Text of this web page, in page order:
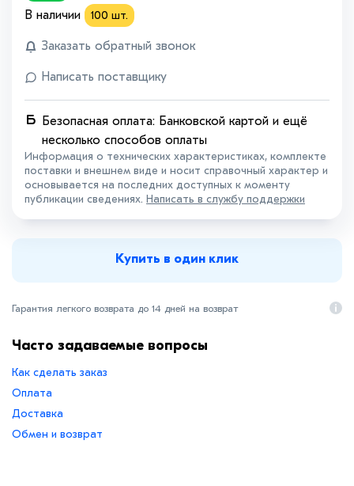
В наличии
100 шт.
Заказать обратный звонок
Написать поставщику
Безопасная оплата: Банковской картой и ещё
несколько способов оплаты
Информация о технических характеристиках, комплекте
поставки и внешнем виде и носит справочный характер и
основывается на последних доступных к моменту
публикации сведениях. Написать в службу поддержки
Купить в один клик
Гарантия легкого возврата до 14 дней на возврат
Часто задаваемые вопросы
Как сделать заказ
Оплата
Доставка
Обмен и возврат